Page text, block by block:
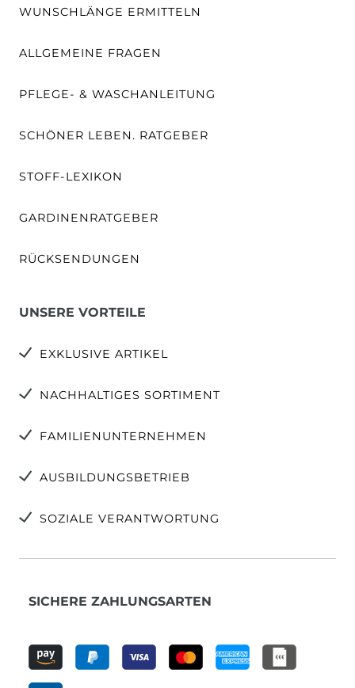
WUNSCHLÄNGE ERMITTELN
ALLGEMEINE FRAGEN
PFLEGE- & WASCHANLEITUNG
SCHÖNER LEBEN. RATGEBER
STOFF-LEXIKON
GARDINENRATGEBER
RÜCKSENDUNGEN
UNSERE VORTEILE
EXKLUSIVE ARTIKEL
NACHHALTIGES SORTIMENT
FAMILIENUNTERNEHMEN
AUSBILDUNGSBETRIEB
SOZIALE VERANTWORTUNG
SICHERE ZAHLUNGSARTEN